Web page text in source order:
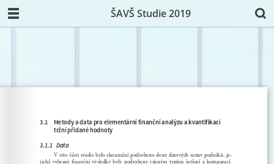
ŠAVŠ Studie 2019